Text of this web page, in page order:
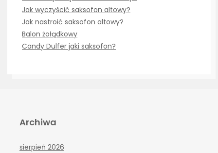
Jak wyczyścić saksofon altowy?
Jak nastroić saksofon altowy?
Balon żołądkowy
Candy Dulfer jaki saksofon?
Archiwa
sierpień 2026